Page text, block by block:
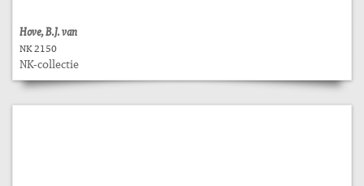
Hove, B.J. van
NK 2150
NK-collectie